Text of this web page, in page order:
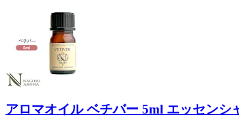
アロマオイル ベチバー 5ml エッセン